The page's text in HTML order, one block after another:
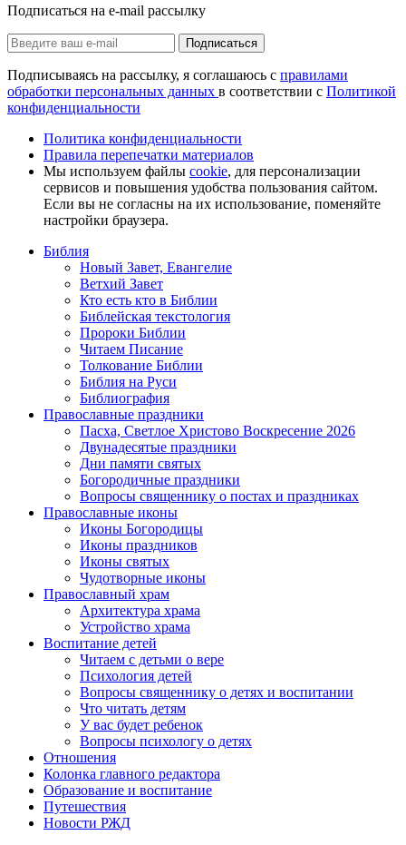
Подписаться на e-mail рассылку
Подписаться
Подписываясь на рассылку, я соглашаюсь с правилами
обработки персональных данных в соответствии с Политикой
конфиденциальности
Политика конфиденциальности
Правила перепечатки материалов
Мы используем файлы cookie, для персонализации
сервисов и повышения удобства пользования сайтом.
Если вы не согласны на их использование, поменяйте
настройки браузера.
Библия
Новый Завет, Евангелие
Ветхий Завет
Кто есть кто в Библии
Библейская текстология
Пророки Библии
Читаем Писание
Толкование Библии
Библия на Руси
Библиография
Православные праздники
Пасха, Светлое Христово Воскресение 2026
Двунадесятые праздники
Дни памяти святых
Богородичные праздники
Вопросы священнику о постах и праздниках
Православные иконы
Иконы Богородицы
Иконы праздников
Иконы святых
Чудотворные иконы
Православный храм
Архитектура храма
Устройство храма
Воспитание детей
Читаем с детьми о вере
Психология детей
Вопросы священнику о детях и воспитании
Что читать детям
У вас будет ребенок
Вопросы психологу о детях
Отношения
Колонка главного редактора
Образование и воспитание
Путешествия
Новости РЖД